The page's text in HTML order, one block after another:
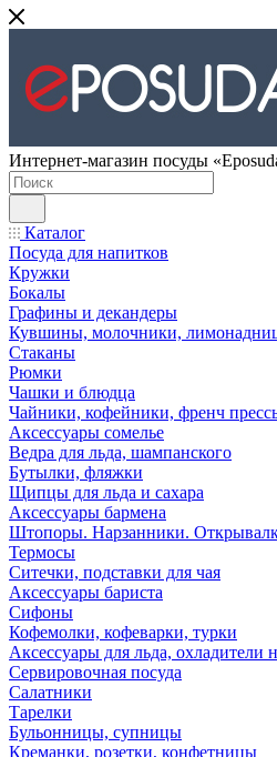
Интернет-магазин посуды
Каталог
Посуда для напитков
Кружки
Бокалы
Графины и декандеры
Кувшины, молочники,
Стаканы
Рюмки
Чашки и блюдца
Чайники, кофейники, френч
Аксессуары сомелье
Ведра для льда, шампанского
Бутылки, фляжки
Щипцы для льда и сахара
Аксессуары бармена
Штопоры. Нарзанники.
Термосы
Ситечки, подставки для чая
Аксессуары бариста
Сифоны
Кофемолки, кофеварки, турки
Аксессуары для льда, охладители
Сервировочная посуда
Салатники
Тарелки
Бульонницы, супницы
Креманки, розетки, конфетницы